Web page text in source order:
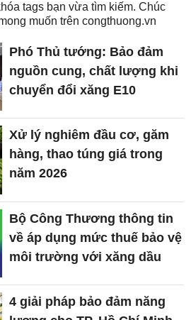
tags bạn vừa tìm kiếm. Chúc
muốn trên congthuong.vn
Phó Thủ tướng: Bảo đảm
nguồn cung, chất lượng khi
chuyển đổi xăng E10
Xử lý nghiêm đầu cơ, găm
hàng, thao túng giá trong
năm 2026
Bộ Công Thương thông tin
về áp dụng mức thuế bảo vệ
môi trường với xăng dầu
4 giải pháp bảo đảm năng